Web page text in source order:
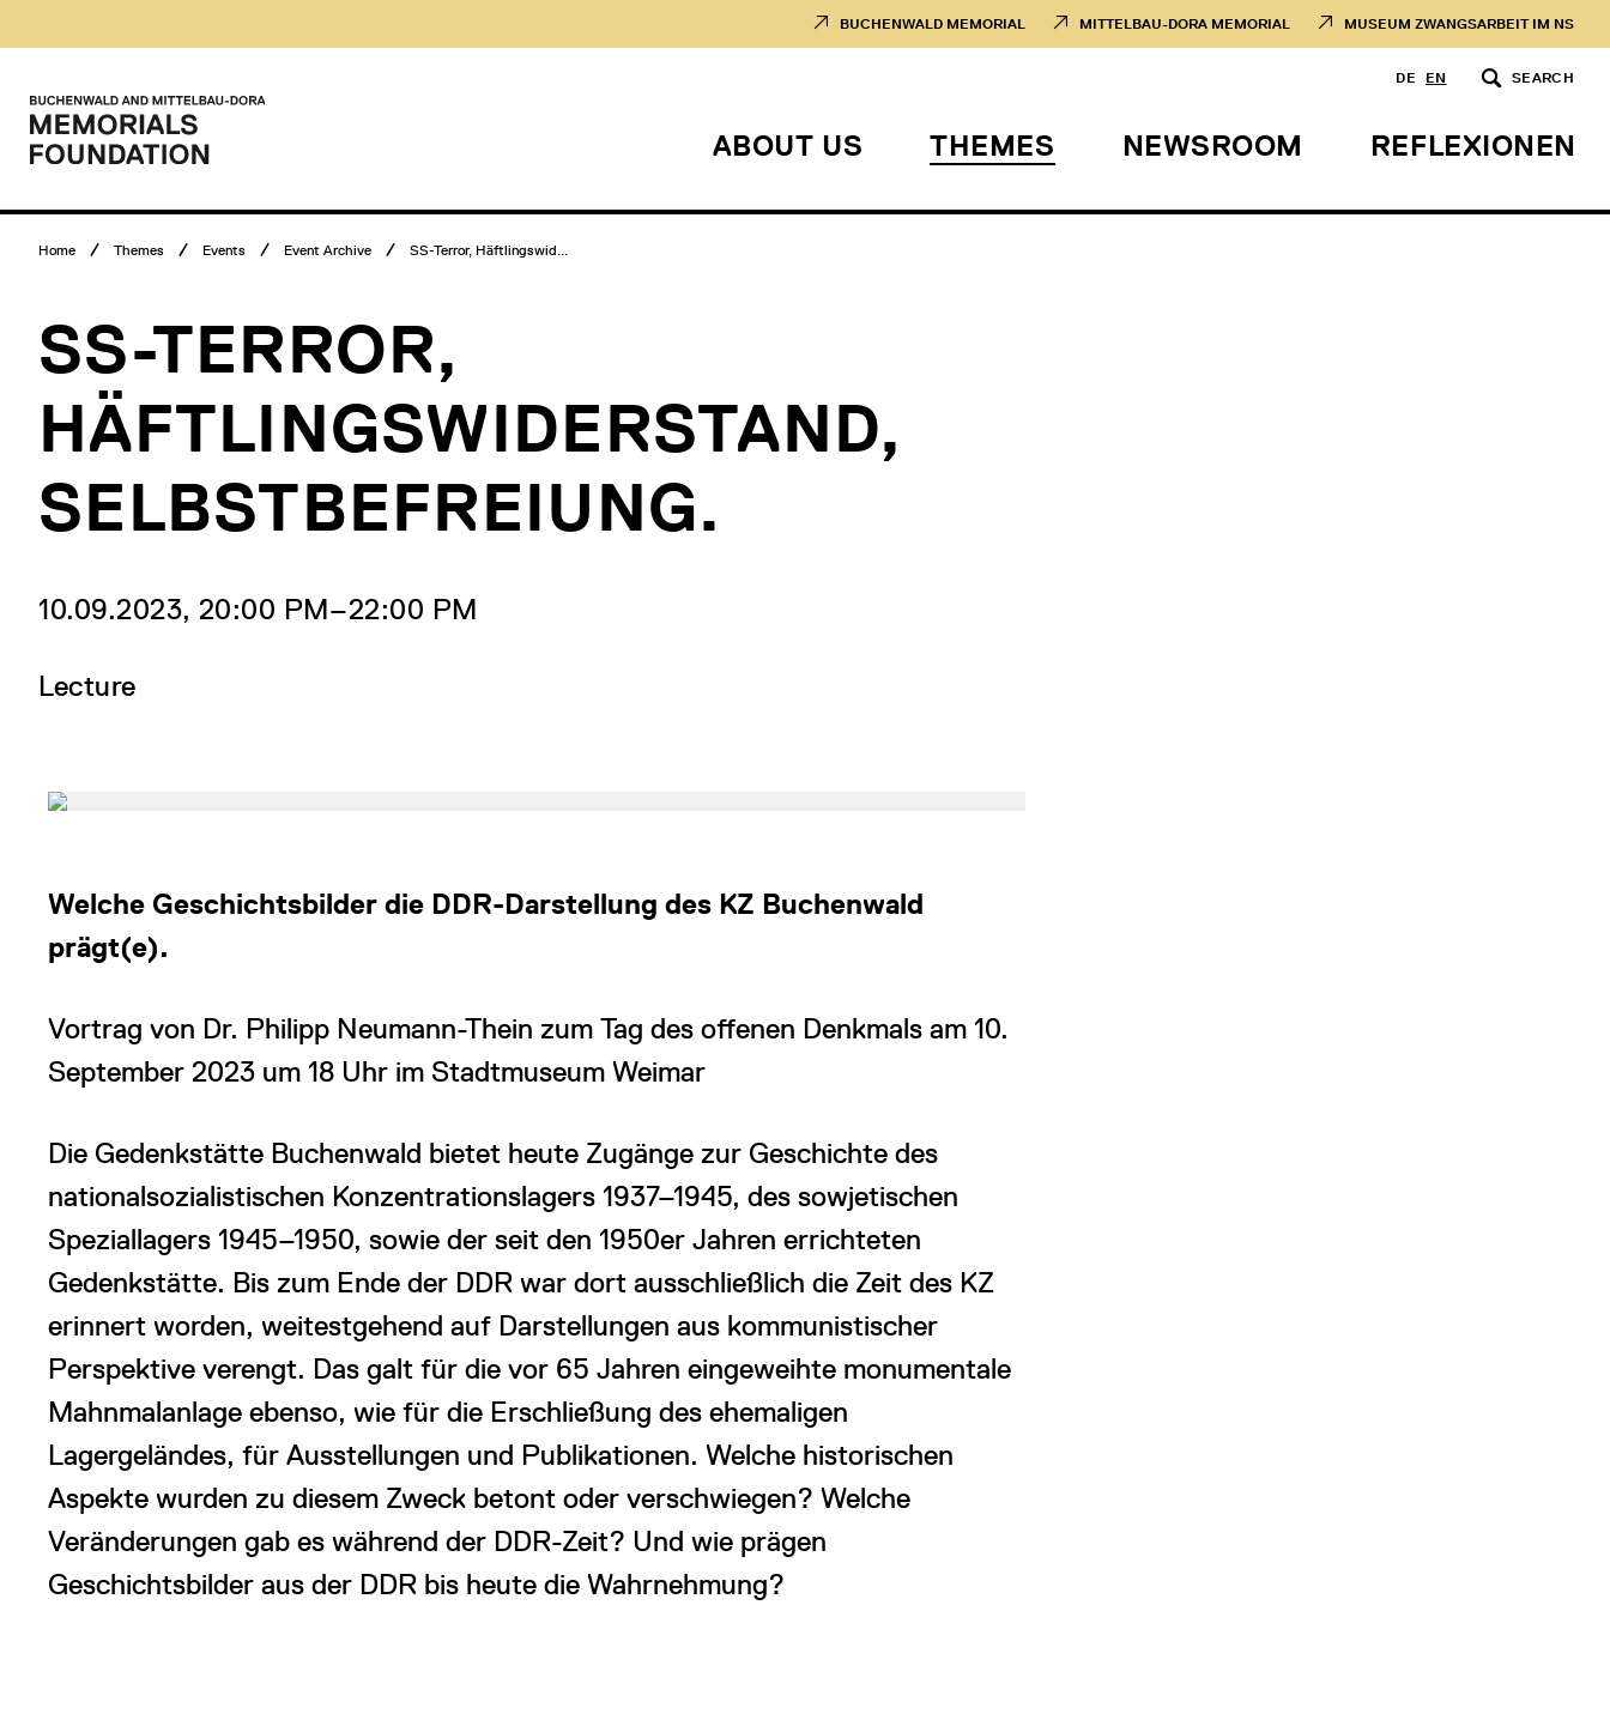
content
BUCHENWALD MEMORIAL MITTELBAU-DORA MEMORIAL MUSEUM ZWANGSARBEIT IM NS
Main
DE EN SEARCH
Logo
Buchenwald
Dora
Foundation
ABOUT US THEMES NEWSROOM REFLEXIONEN
Breadcrumb
Home Themes Events Event Archive SS-Terror, Häftlingswid...
SS-TERROR,
HÄFTLINGSWIDERSTAND,
SELBSTBEFREIUNG.
10.09.2023, 20:00 PM‒22:00 PM
Lecture
Welche Geschichtsbilder die DDR-Darstellung des KZ Buchenwald
prägt(e).
Vortrag von Dr. Philipp Neumann-Thein zum Tag des offenen Denkmals am 10.
September 2023 um 18 Uhr im Stadtmuseum Weimar
Die Gedenkstätte Buchenwald bietet heute Zugänge zur Geschichte des
nationalsozialistischen Konzentrationslagers 1937–1945, des sowjetischen
Speziallagers 1945–1950, sowie der seit den 1950er Jahren errichteten
Gedenkstätte. Bis zum Ende der DDR war dort ausschließlich die Zeit des KZ
erinnert worden, weitestgehend auf Darstellungen aus kommunistischer
Perspektive verengt. Das galt für die vor 65 Jahren eingeweihte monumentale
Mahnmalanlage ebenso, wie für die Erschließung des ehemaligen
Lagergeländes, für Ausstellungen und Publikationen. Welche historischen
Aspekte wurden zu diesem Zweck betont oder verschwiegen? Welche
Veränderungen gab es während der DDR-Zeit? Und wie prägen
Geschichtsbilder aus der DDR bis heute die Wahrnehmung?